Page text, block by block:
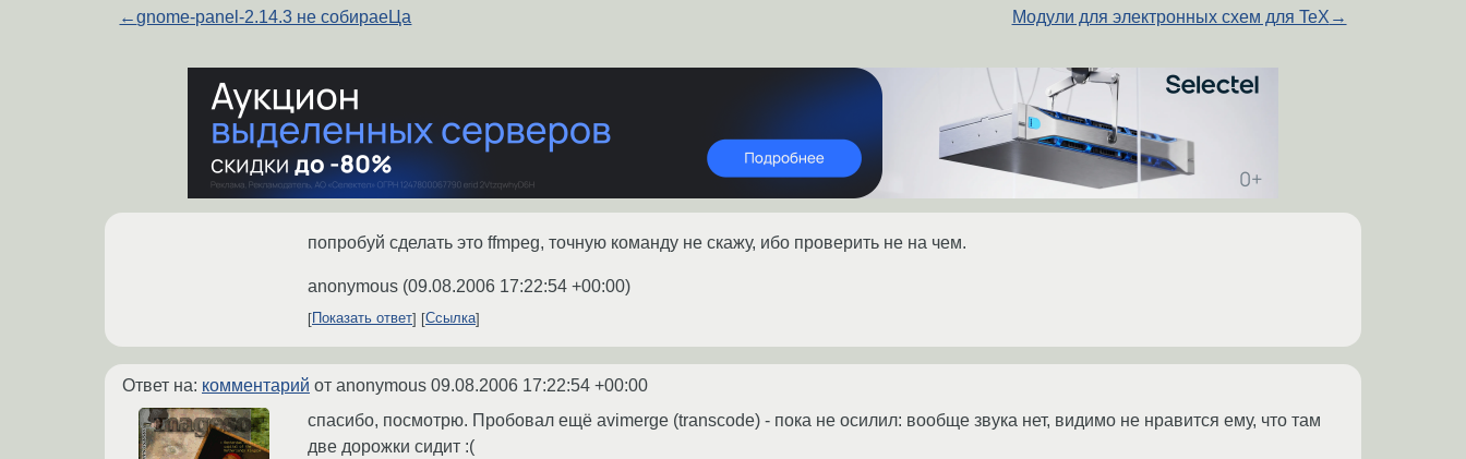
←gnome-panel-2.14.3 не собираеЦа Модули для электронных схем для TeX →
попробуй сделать это ffmpeg, точную команду не скажу, ибо проверить не на чем.
anonymous (09.08.2006 17:22:54 +00:00)
Показать ответ Ссылка
Ответ на: комментарий от anonymous 09.08.2006 17:22:54 +00:00
спасибо, посмотрю. Пробовал ещё avimerge (transcode) - пока не осилил: вообще звука нет, видимо не нравится ему, что там
две дорожки сидит :(